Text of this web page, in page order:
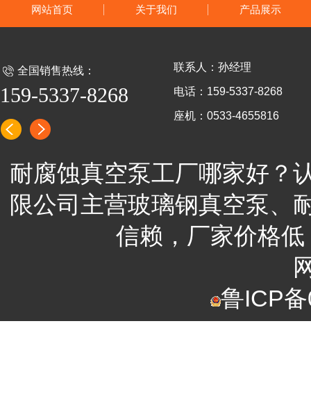
网站首页 关于我们 产品展示
全国销售热线：
159-5337-8268
联系人：孙经理
电话：159-5337-8268
座机：0533-4655816
耐腐蚀真空泵工厂哪家好？
限公司 主营玻璃钢真空泵、
信赖， 厂家价格
鲁ICP